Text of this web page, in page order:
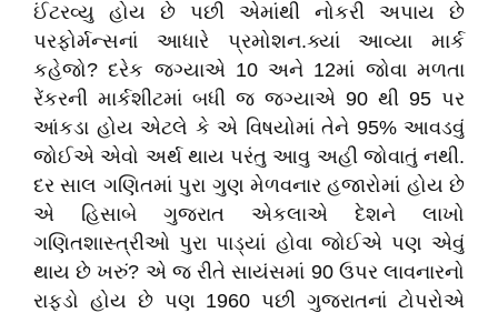
ઈંટરવ્યુ હોય છે પછી એમાંથી નોકરી અપાય છે
પરફોર્મન્સનાં આધારે પ્રમોશન.ક્યાં આવ્યા માર્ક
કહેજો? દરેક જગ્યાએ 10 અને 12માં જોવા મળતા
રેંકરની માર્કશીટમાં બધી જ જગ્યાએ 90 થી 95 પર
આંકડા હોય એટલે કે એ વિષયોમાં તેને 95% આવડવું
જોઈએ એવો અર્થ થાય પરંતુ આવુ અહી જોવાતું નથી.
દર સાલ ગણિતમાં પુરા ગુણ મેળવનાર હજારોમાં હોય છે
એ હિસાબે ગુજરાત એકલાએ દેશને લાખો
ગણિતશાસ્ત્રીઓ પુરા પાડ્યાં હોવા જોઈએ પણ એવું
થાય છે ખરું? એ જ રીતે સાયંસમાં 90 ઉપર લાવનારનો
રાફડો હોય છે પણ 1960 પછી ગુજરાતનાં ટોપરોએ